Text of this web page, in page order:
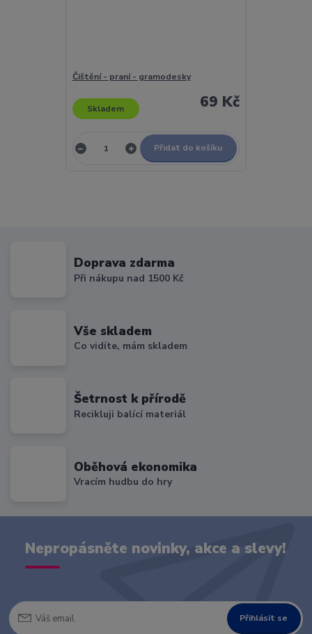
Čištění - praní - gramodesky
69 Kč
Skladem
Přidat do košíku
Doprava zdarma
Při nákupu nad 1500 Kč
Vše skladem
Co vidíte, mám skladem
Šetrnost k přírodě
Recikluji balící materiál
Oběhová ekonomika
Vracím hudbu do hry
Nepropásněte novinky, akce a slevy!
Přihlásit se